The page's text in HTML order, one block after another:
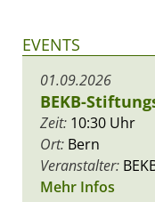
EVENTS
01.09.2026
BEKB-
Zeit: 10:30 Uhr
Ort: Bern
Veranstalter:
Mehr Infos